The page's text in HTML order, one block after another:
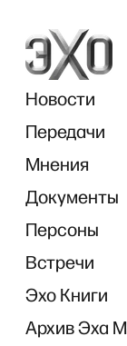
Новости
Передачи
Мнения
Документы
Персоны
Встречи
Эхо Книги
Архив Эха